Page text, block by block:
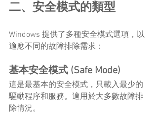
二、安全模式的類型
Windows 提供了多種安全模式選項，以
適應不同的故障排除需求：
基本安全模式 (Safe Mode)
這是最基本的安全模式，只載入最少的
驅動程序和服務。適用於大多數故障排
除情況。